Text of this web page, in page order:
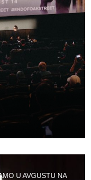
U AVGUSTU NA